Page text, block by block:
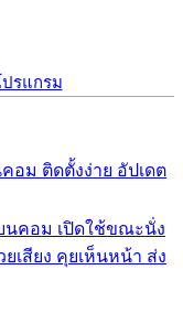
รแกรม
อม ติดตั้งง่าย อัปเดต
นคอม เปิดใช้ขณะนั่ง
เสียง คุยเห็นหน้า ส่ง